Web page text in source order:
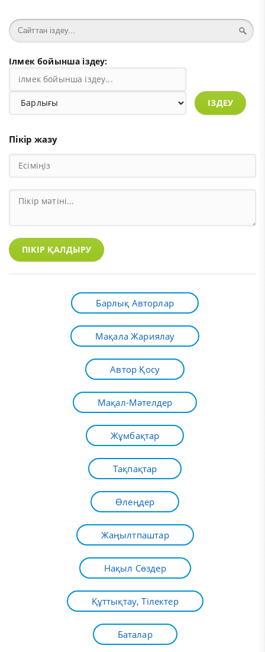
Ілмек бойынша іздеу:
ІЗДЕУ
Пікір жазу
ПІКІР ҚАЛДЫРУ
Барлық Авторлар
Мақала Жариялау
Автор Қосу
Мақал-Мәтелдер
Жұмбақтар
Тақпақтар
Өлеңдер
Жаңылтпаштар
Нақыл Сөздер
Құттықтау, Тілектер
Баталар